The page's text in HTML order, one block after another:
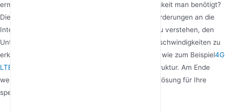
ermittelt man genau, wie viel Internetgeschwindigkeit man benötigt?
Dieser umfassende Leitfaden hilft Ihnen, die Anforderungen an die
Internetbandbreite für verschiedene Aktivitäten zu verstehen, den
Unterschied zwischen Download- und Upload-Geschwindigkeiten zu
erklären und zuverlässige Lösungen zu erkunden, wie zum Beispiel4G
LTE WiFi Router
für Gebiete ohne Glasfaserinfrastruktur. Am Ende
werden Sie in der Lage sein, die perfekte Internetlösung für Ihre
spezifischen Bedürfnisse zu wählen.